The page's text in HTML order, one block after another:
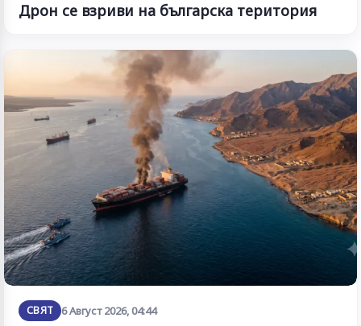
Дрон се взриви на българска територия
СВЯТ 6 Август 2026, 04:44